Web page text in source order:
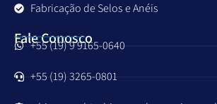
Fabricação de Selos e Anéis
Fale Conosco
+55 (19) 9 9165-0640
+55 (19) 3265-0801